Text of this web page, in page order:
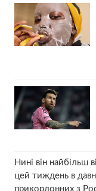
Нині він найбільш
цей тиждень в
прикордонних з